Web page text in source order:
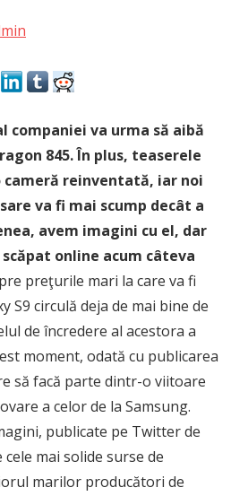
companiei va urma să aibă
845. În plus, teaserele
cameră reinventată, iar noi
va fi mai scump decât a
avem imagini cu el, dar
online acum câteva
preţurile mari la care va fi
S9 circulă deja de mai bine de
de încredere al acestora a
moment, odată cu publicarea
să facă parte dintr-o viitoare
a celor de la Samsung.
publicate pe Twitter de
mai solide surse de
marilor producători de